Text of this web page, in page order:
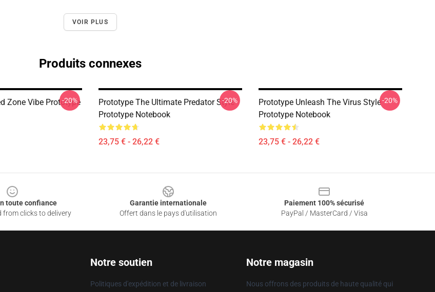
VOIR PLUS
Produits connexes
Zone Vibe Prototype
-20%
Prototype The Ultimate Predator Style
Prototype Notebook
23,75 € - 26,22 €
-20%
Prototype Unleash The Virus Style
Prototype Notebook
23,75 € - 26,22 €
-20%
toute confiance
clicks to delivery
Garantie internationale
Offert dans le pays d'utilisation
Paiement 100% sécurisé
PayPal / MasterCard / Visa
Notre soutien
Politiques d'expédition et de livraison
Notre magasin
Nous offrons des produits de haute qualité qui